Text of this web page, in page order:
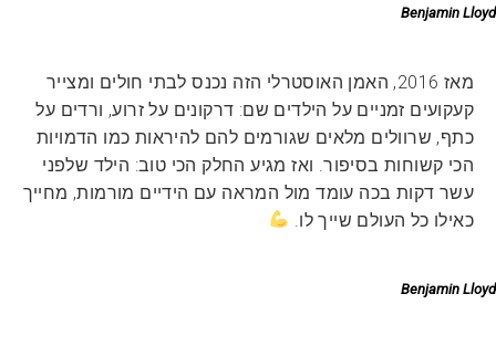
Benjamin Lloyd
מאז 2016, האמן האוסטרלי הזה נכנס לבתי חולים ומצייר
קעקועים זמניים על הילדים שם: דרקונים על זרוע, ורדים על
כתף, שרוולים מלאים שגורמים להם להיראות כמו הדמויות
הכי קשוחות בסיפור. ואז מגיע החלק הכי טוב: הילד שלפני
עשר דקות בכה עומד מול המראה עם הידיים מורמות, מחייך
כאילו כל העולם שייך לו.
Benjamin Lloyd